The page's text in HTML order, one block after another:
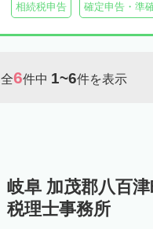
相続税申告 確定申告・準
全6件中 1~6件を表示
岐阜 加茂郡八百
税理士事務所